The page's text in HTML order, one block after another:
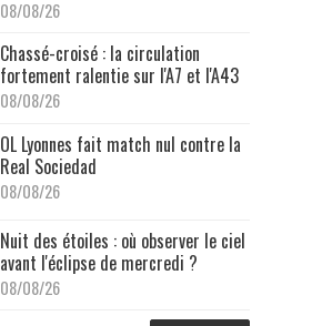
08/08/26
Chassé-croisé : la circulation
fortement ralentie sur l'A7 et l'A43
08/08/26
OL Lyonnes fait match nul contre la
Real Sociedad
08/08/26
Nuit des étoiles : où observer le ciel
avant l'éclipse de mercredi ?
08/08/26